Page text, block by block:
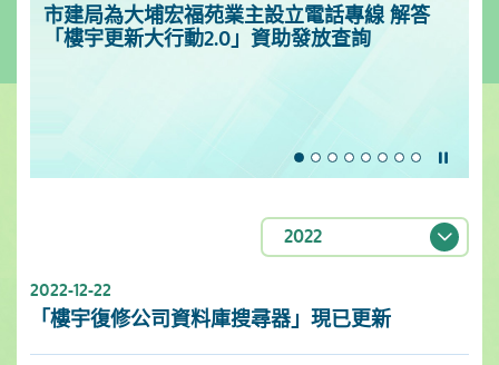
市建局為大埔宏福苑業主設立電話專線 解答
「樓宇更新大行動2.0」資助發放查詢
新影片上架✨- 樓宇保養之道
服務升級！樓宇復修資源中心延長開放時間
[週一至週日]
「樓宇復修公司資料庫」已於2025年9月更新
「樓宇復修公司資料庫」已於2025年6月更新
「樓宇復修公司資料庫」已於2025年3月更新
市區更新電視特輯
「樓宇復修公司資料庫」已於2024年12月更新
2022
2022-12-22
「樓宇復修公司資料庫搜尋器」現已更新